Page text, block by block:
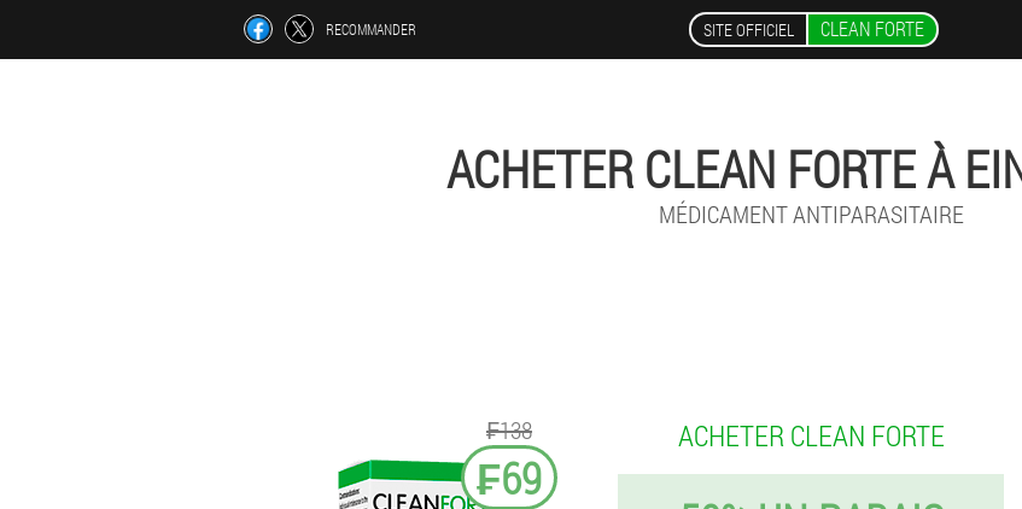
RECOMMANDER SITE OFFICIEL CLEAN FORTE
ACHETER CLEAN FORTE À
MÉDICAMENT ANTIPARASITAIRE
₣138
₣69
ACHETER CLEAN FORTE